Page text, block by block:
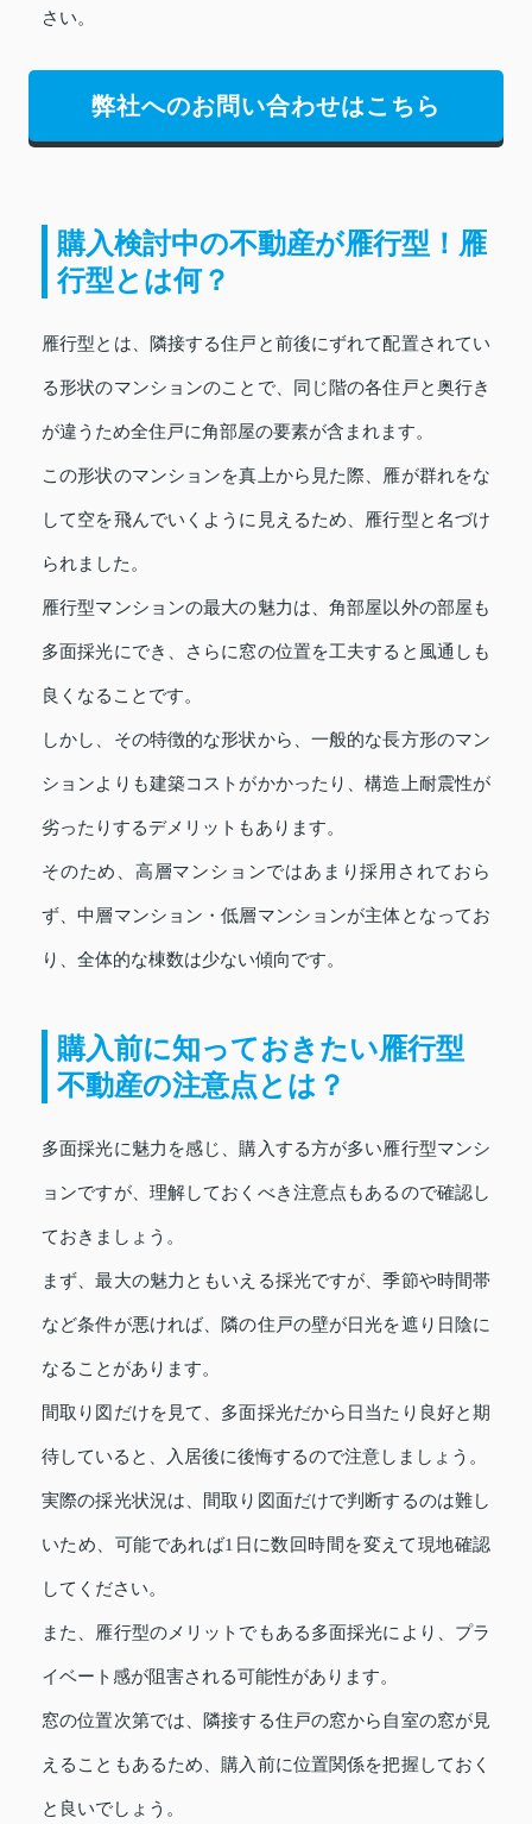
さい。
弊社へのお問い合わせはこちら
購入検討中の不動産が雁行型！雁
行型とは何？
雁行型とは、隣接する住戸と前後にずれて配置されてい
る形状のマンションのことで、同じ階の各住戸と奥行き
が違うため全住戸に角部屋の要素が含まれます。
この形状のマンションを真上から見た際、雁が群れをな
して空を飛んでいくように見えるため、雁行型と名づけ
られました。
雁行型マンションの最大の魅力は、角部屋以外の部屋も
多面採光にでき、さらに窓の位置を工夫すると風通しも
良くなることです。
しかし、その特徴的な形状から、一般的な長方形のマン
ションよりも建築コストがかかったり、構造上耐震性が
劣ったりするデメリットもあります。
そのため、高層マンションではあまり採用されておら
ず、中層マンション・低層マンションが主体となってお
り、全体的な棟数は少ない傾向です。
購入前に知っておきたい雁行型
不動産の注意点とは？
多面採光に魅力を感じ、購入する方が多い雁行型マンシ
ョンですが、理解しておくべき注意点もあるので確認し
ておきましょう。
まず、最大の魅力ともいえる採光ですが、季節や時間帯
など条件が悪ければ、隣の住戸の壁が日光を遮り日陰に
なることがあります。
間取り図だけを見て、多面採光だから日当たり良好と期
待していると、入居後に後悔するので注意しましょう。
実際の採光状況は、間取り図面だけで判断するのは難し
いため、可能であれば1日に数回時間を変えて現地確認
してください。
また、雁行型のメリットでもある多面採光により、プラ
イベート感が阻害される可能性があります。
窓の位置次第では、隣接する住戸の窓から自室の窓が見
えることもあるため、購入前に位置関係を把握しておく
と良いでしょう。